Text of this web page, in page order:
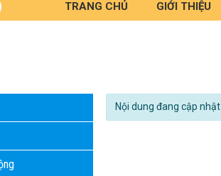
TRANG CHỦ GIỚI THIỆU
Nội dung đang cập nhật